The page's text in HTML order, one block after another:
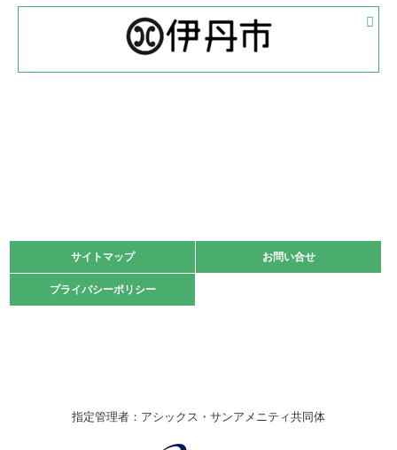
2022.05.05
体育協会長杯 バドミントン競技の部
2022.05.22
緑ケ丘体育館
2021.10.23
卓球選手権大会ラージボールの部開催☆
伊丹市総合体育大会 バレーボール大会が開催されました
サイトマップ お問い合せ
プライバシーポリシー
サイトマップ お問い合せ
プライバシーポリシー
指定管理者：アシックス・サンアメニティ共同体